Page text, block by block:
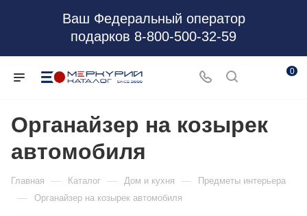
Ваш Федеральный оператор
подарков 8-800-500-32-59
0
Органайзер на козырек
автомобиля
Главная — Каталог — Дом и кухня — Предметы интерьера
— Органайзер на козырек автомобиля